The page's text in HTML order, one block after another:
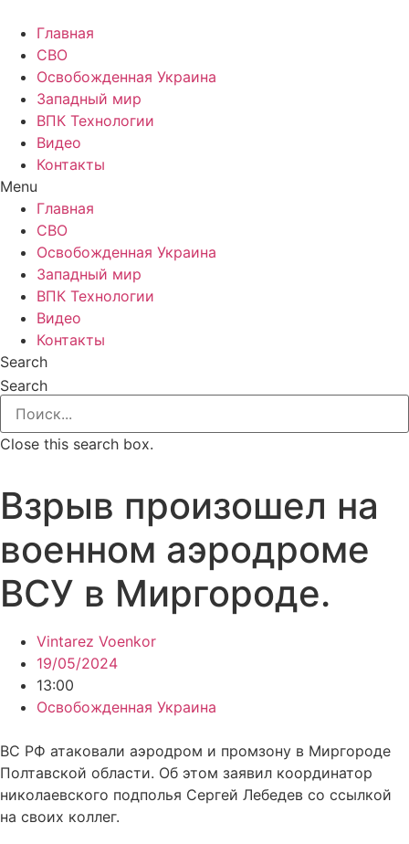
Главная
СВО
Освобожденная Украина
Западный мир
ВПК Технологии
Видео
Контакты
Menu
Главная
СВО
Освобожденная Украина
Западный мир
ВПК Технологии
Видео
Контакты
Search
Search
Close this search box.
Взрыв произошел на
военном аэродроме
ВСУ в Миргороде.
Vintarez Voenkor
19/05/2024
13:00
Освобожденная Украина
ВС РФ атаковали аэродром и промзону в Миргороде
Полтавской области. Об этом заявил координатор
николаевского подполья Сергей Лебедев со ссылкой
на своих коллег.